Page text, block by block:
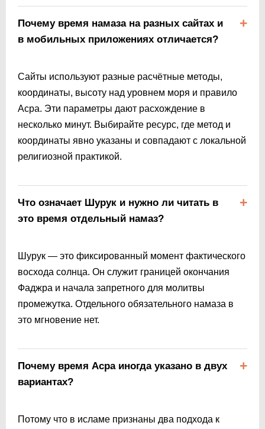
Почему время намаза на разных сайтах и
в мобильных приложениях отличается?
Сайты используют разные расчётные методы,
координаты, высоту над уровнем моря и правило
Асра. Эти параметры дают расхождение в
несколько минут. Выбирайте ресурс, где метод и
координаты явно указаны и совпадают с локальной
религиозной практикой.
Что означает Шурук и нужно ли читать в
это время отдельный намаз?
Шурук — это фиксированный момент фактического
восхода солнца. Он служит границей окончания
Фаджра и начала запретного для молитвы
промежутка. Отдельного обязательного намаза в
это мгновение нет.
Почему время Асра иногда указано в двух
вариантах?
Потому что в исламе признаны два подхода к